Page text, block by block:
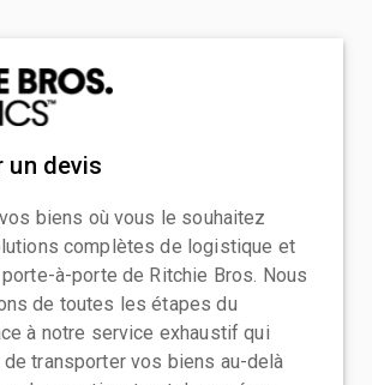
un devis
biens où vous le souhaitez
complètes de logistique et
à-porte de Ritchie Bros. Nous
de toutes les étapes du
à notre service exhaustif qui
transporter vos biens au-delà